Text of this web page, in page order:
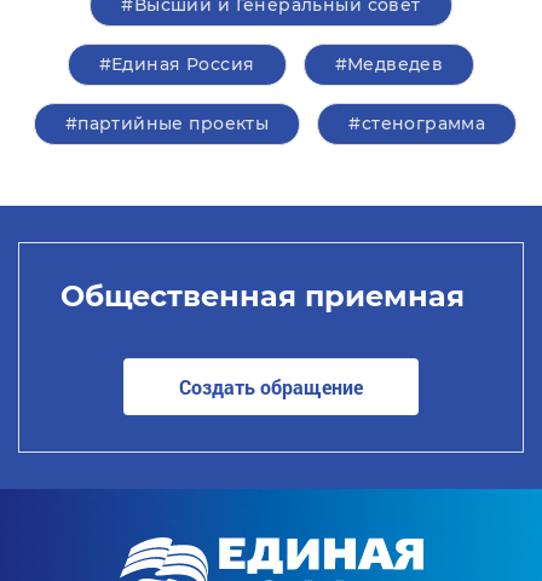
#Высший и Генеральный совет
#Единая Россия #Медведев
#партийные проекты #стенограмма
Общественная приемная
Создать обращение